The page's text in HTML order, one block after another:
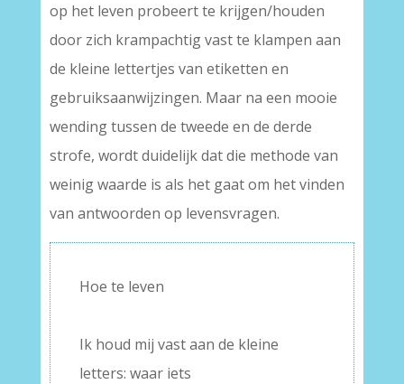
op het leven probeert te krijgen/houden
door zich krampachtig vast te klampen aan
de kleine lettertjes van etiketten en
gebruiksaanwijzingen. Maar na een mooie
wending tussen de tweede en de derde
strofe, wordt duidelijk dat die methode van
weinig waarde is als het gaat om het vinden
van antwoorden op levensvragen.
Hoe te leven
Ik houd mij vast aan de kleine
letters: waar iets